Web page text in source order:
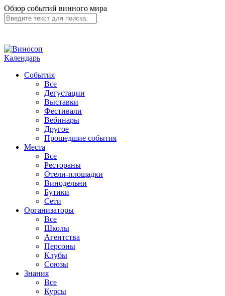
Обзор событий винного мира
Календарь
События
Все
Дегустации
Выставки
Фестивали
Вебинары
Другое
Прошедшие события
Места
Все
Рестораны
Отели-площадки
Винодельни
Бутики
Сети
Организаторы
Все
Школы
Агентства
Персоны
Клубы
Союзы
Знания
Все
Курсы